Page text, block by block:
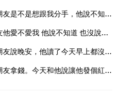
我問我男朋友是不是想跟我分手，他說不知道是什麼意思
我問男朋友他愛不愛我 他說不知道 也沒說不愛 到底是什麼意思
昨天和男朋友說晚安，他讀了今天早上都沒有和說早安，我要再找他嗎
很少問男朋友拿錢。今天和他說讓他發個紅包我，他發了五十二塊，我說太少了，他又發了五十二塊接著加了句